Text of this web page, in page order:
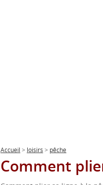
Accueil > loisirs > pêche
Comment